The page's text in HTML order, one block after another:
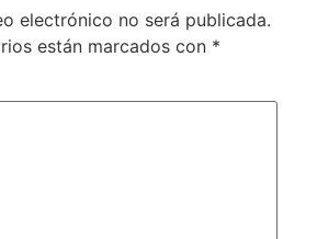
electrónico no será publicada.
están marcados con *